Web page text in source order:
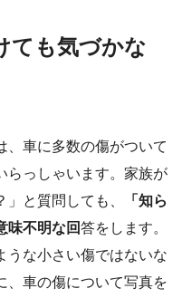
ても気づかな
、車に多数の傷がついて
らっしゃいます。家族が
と質問しても、
「知ら
味不明な回答をします。
うな小さい傷ではないな
、車の傷について写真を